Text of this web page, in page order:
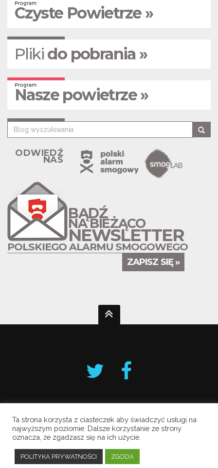
Program
Czyste Powietrze »
Pliki do pobrania »
Program
Nasze powietrze »
ODWIEDŹ
NAS
BĄDŹ
NA BIEŻĄCO
NEWSLETTER
POLSKIEGO ALARMU SMOGOWEGO
ZAPISZ SIĘ »
Krakowski Alarm Smogowy
Copyright © 2019 All Rights Reserved.
Polityka prywatności
Ta strona korzysta z ciasteczek aby świadczyć usługi na
najwyższym poziomie. Dalsze korzystanie ze strony
oznacza, że zgadzasz się na ich użycie.
POLITYKA PRYWATNOŚCI ZGODA